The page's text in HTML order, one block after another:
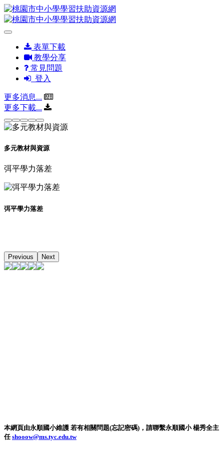
表單下載
教學分享
常見問題
登入
更多消息...
更多下載...
多元教材與資源
弭平學力落差
弭平學力落差
Previous Next
本網頁由永順國小維護 若有相關問題(忘記密碼)，請聯繫永順國小 楊秀全主
任shooow@ms.tyc.edu.tw